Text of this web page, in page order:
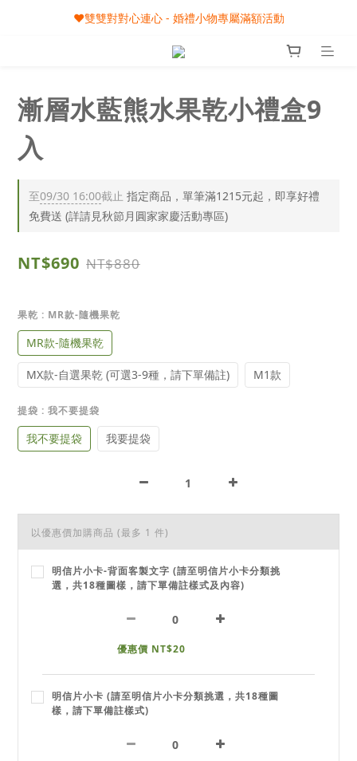
🎀08/01-09/30 秋節月圓家家慶- 滿額即享專屬小禮
❤️雙雙對對心連心 - 婚禮小物專屬滿額活動
🎀08/01-09/30 秋節月圓家家慶- 滿額即享專屬小禮
漸層水藍熊水果乾小禮盒9
入
至09/30 16:00截止 指定商品，單筆滿1215元起，即享好禮
免費送 (詳請見秋節月圓家家慶活動專區)
NT$690 NT$880
果乾 : MR款-隨機果乾
MR款-隨機果乾
MX款-自選果乾 (可選3-9種，請下單備註) M1款
提袋 : 我不要提袋
我不要提袋 我要提袋
以優惠價加購商品 (最多 1 件)
明信片小卡-背面客製文字 (請至明信片小卡分類挑
選，共18種圖樣，請下單備註樣式及內容)
優惠價 NT$20
明信片小卡 (請至明信片小卡分類挑選，共18種圖
樣，請下單備註樣式)